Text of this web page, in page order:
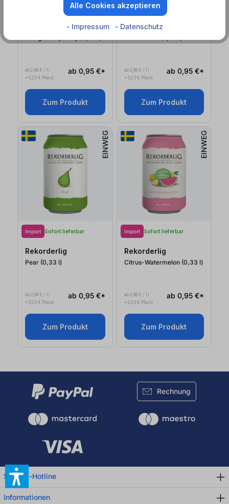
Sofort lieferbar
ab 2,88 € / 1 l
+ 0,25 € Pfand
ab 0,95 €*
Zum Produkt
Import Sofort lieferbar
Rekorderlig
ab 2,88 € / 1 l
+ 0,25 € Pfand
ab 0,95 €*
Zum Produkt
EINWEG
Import Sofort lieferbar
Rekorderlig
Pear (0,33 l)
ab 2,88 € / 1 l
+ 0,25 € Pfand
ab 0,95 €*
Zum Produkt
EINWEG
Import Sofort lieferbar
Rekorderlig
Citrus-Watermelon (0,33 l)
ab 2,88 € / 1 l
+ 0,25 € Pfand
ab 0,95 €*
Zum Produkt
Rechnung
Service-Hotline
Informationen
Alle Cookies akzeptieren
- Impressum - Datenschutz